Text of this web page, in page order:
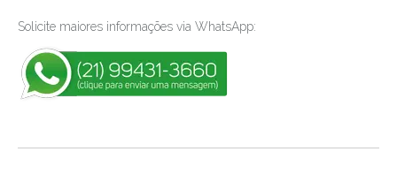
Solicite maiores informações via WhatsApp: